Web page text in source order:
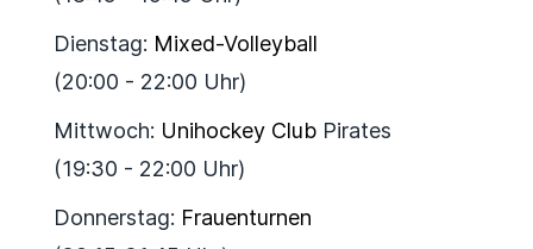
Dienstag: Mixed-Volleyball
(20:00 - 22:00 Uhr)
Mittwoch: Unihockey ClubPirates
(19:30 - 22:00 Uhr)
Donnerstag: Frauenturnen